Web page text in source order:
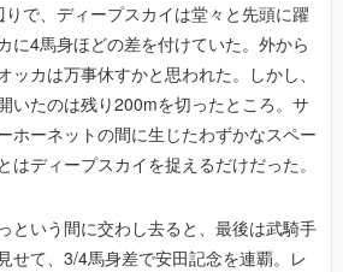
で、ディープスカイは堂々と先頭に躍
に4馬身ほどの差を付けていた。外から
ッカは万事休すかと思われた。しかし、
いたのは残り200mを切ったところ。サ
ホーネットの間に生じたわずかなスペー
はディープスカイを捉えるだけだった。
という間に交わし去ると、最後は武騎手
せて、3/4馬身差で安田記念を連覇。レ